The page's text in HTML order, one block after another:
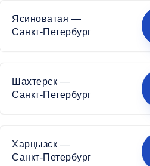
Ясиноватая —
Санкт-Петербург
Шахтерск —
Санкт-Петербург
Харцызск —
Санкт-Петербург